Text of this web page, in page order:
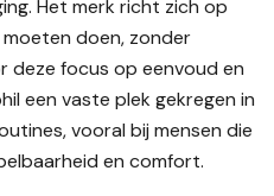
Het merk richt zich op
doen, zonder
deze focus op eenvoud en
een vaste plek gekregen in
vooral bij mensen die
en comfort.